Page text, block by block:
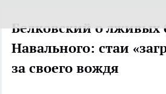
Белковский о лживых
Навального: стаи
за своего вождя